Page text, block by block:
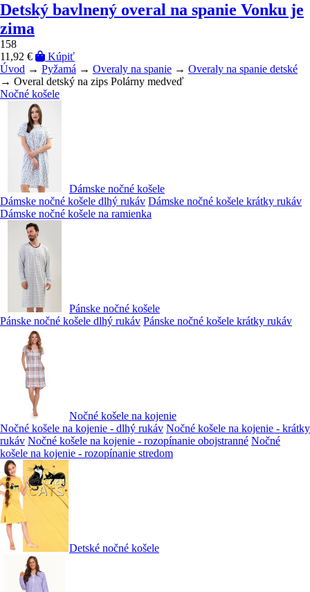
Detský bavlnený overal na spanie Vonku je
zima
158
11,92 €
Kúpiť
Úvod → Pyžamá → Overaly na spanie → Overaly na spanie detské
→ Overal detský na zips Polárny medveď
Nočné košele
Dámske nočné košele
Dámske nočné košele dlhý rukáv Dámske nočné košele krátky rukáv
Dámske nočné košele na ramienka
Pánske nočné košele
Pánske nočné košele dlhý rukáv Pánske nočné košele krátky rukáv
Nočné košele na kojenie
Nočné košele na kojenie - dlhý rukáv Nočné košele na kojenie - krátky
rukáv Nočné košele na kojenie - rozopínanie obojstranné Nočné
košele na kojenie - rozopínanie stredom
Detské nočné košele